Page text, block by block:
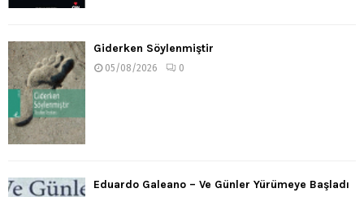
Giderken Söylenmiştir
05/08/2026 0
Eduardo Galeano – Ve Günler Yürümeye Başladı